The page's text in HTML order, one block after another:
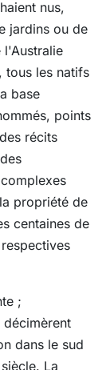
nus,
jardins ou de
l'Australie
tous les natifs
base
points
récits
propriété de
centaines de
;
décimèrent
dans le sud
La